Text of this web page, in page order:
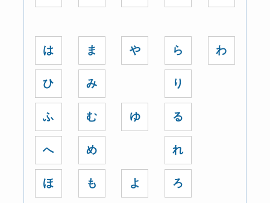
は
ひ
ふ
へ
ほ
ま
み
む
め
も
や
ゆ
よ
ら
り
る
れ
ろ
わ